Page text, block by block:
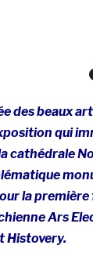
des beaux
qui
cathédrale
la première
Ars
Histovery.